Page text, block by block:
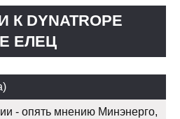
DYNATROPE
ЕЛЕЦ
- опять мнению Минэнерго,